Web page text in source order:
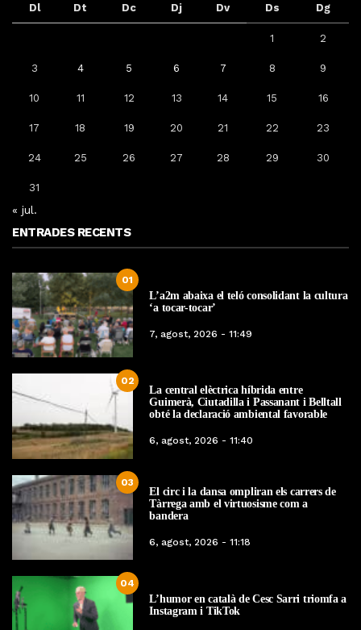
Dl Dt Dc Dj Dv Ds Dg
1 2
3 4 5 6 7 8 9
10 11 12 13 14 15 16
17 18 19 20 21 22 23
24 25 26 27 28 29 30
31
« jul.
ENTRADES RECENTS
01
L’a2m abaixa el teló consolidant la cultura
‘a tocar-tocar’
7, agost, 2026 - 11:49
02
La central elèctrica híbrida entre
Guimerà, Ciutadilla i Passanant i Belltall
obté la declaració ambiental favorable
6, agost, 2026 - 11:40
03
El circ i la dansa ompliran els carrers de
Tàrrega amb el virtuosisme com a
bandera
6, agost, 2026 - 11:18
04
L’humor en català de Cesc Sarri triomfa a
Instagram i TikTok